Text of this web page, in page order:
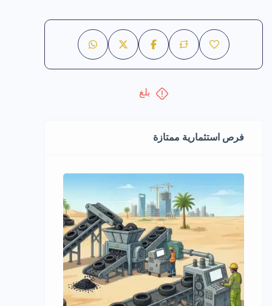
بلغ
فرص استثمارية ممتازة